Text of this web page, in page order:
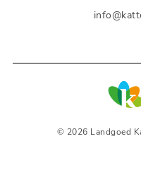
© 2026 Landgoed